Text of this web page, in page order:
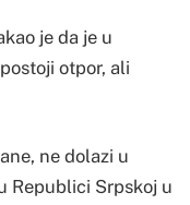
je da je u
otpor, ali
ne dolazi u
Republici Srpskoj u